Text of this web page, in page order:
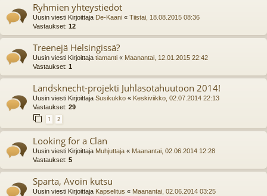
Ryhmien yhteystiedot
Uusin viesti Kirjoittaja De-Kaani « Tiistai, 18.08.2015 08:36
Vastaukset: 12
Treenejä Helsingissä?
Uusin viesti Kirjoittaja tiamanti « Maanantai, 12.01.2015 22:42
Vastaukset: 1
Landsknecht-projekti Juhlasotahuutoon 2014!
Uusin viesti Kirjoittaja Susikukko « Keskiviikko, 02.07.2014 22:13
Vastaukset: 29
1 2
Looking for a Clan
Uusin viesti Kirjoittaja Muhjuttaja « Maanantai, 02.06.2014 12:28
Vastaukset: 5
Sparta, Avoin kutsu
Uusin viesti Kirjoittaja Kapselitus « Maanantai, 02.06.2014 03:25